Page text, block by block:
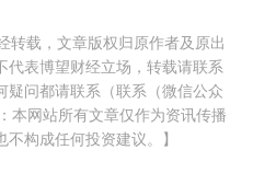
转载，文章版权归原作者及原出
表博望财经立场，转载请联系
疑问都请联系（联系（微信公众
本网站所有文章仅作为资讯传播
构成任何投资建议。】